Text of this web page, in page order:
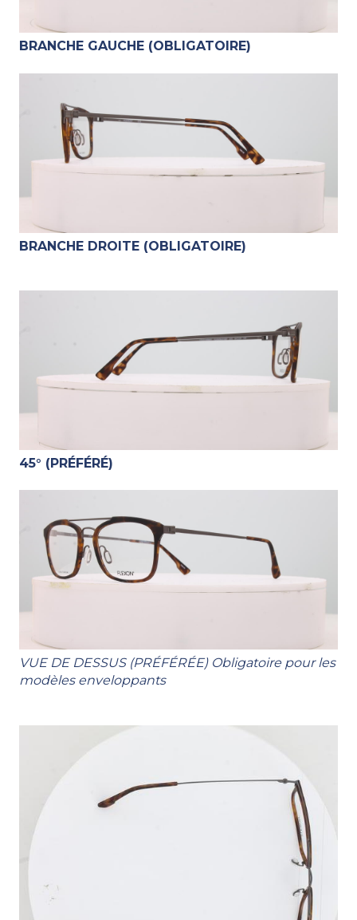
BRANCHE GAUCHE (OBLIGATOIRE)
BRANCHE DROITE (OBLIGATOIRE)
45° (PRÉFÉRÉ)
VUE DE DESSUS (PRÉFÉRÉE) Obligatoire pour les
modèles enveloppants